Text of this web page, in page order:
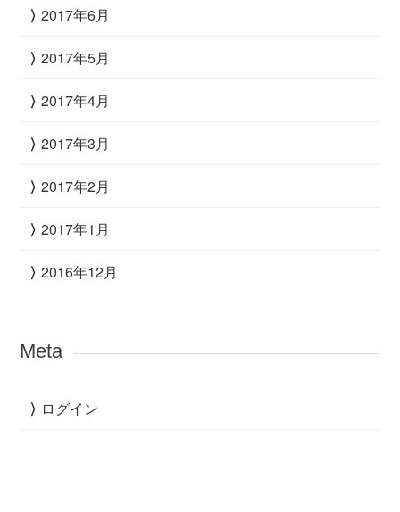
2017年6月
2017年5月
2017年4月
2017年3月
2017年2月
2017年1月
2016年12月
Meta
ログイン